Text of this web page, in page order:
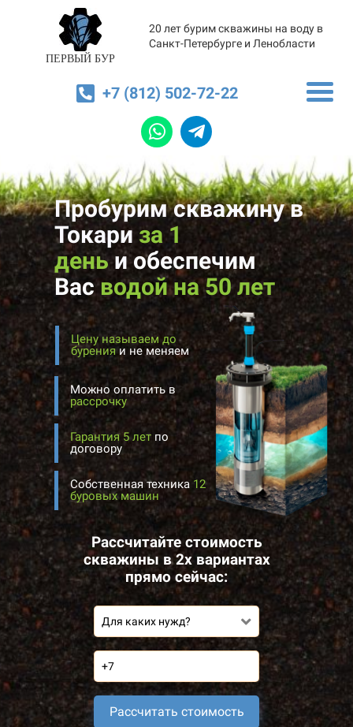
ПЕРВЫЙ БУР
20 лет бурим скважины на воду в
Санкт-Петербурге и Ленобласти
+7 (812) 502-72-22
Пробурим скважину в
Токари за 1
деньиобеспечим
Васводой на 50 лет
Цену называем до
буренияи не меняем
Собственная техника 12
буровых машин
Можно оплатить в
рассрочку
Рассчитайте стоимость
скважины в 2х вариантах
прямо сейчас:
Для каких нужд?
Рассчитать стоимость
Гарантия 5 лет по
договору